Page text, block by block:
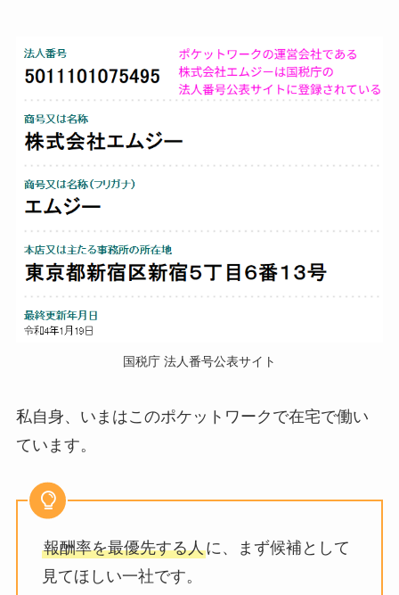
国税庁 法人番号公表サイト
私自身、いまはこのポケットワークで在宅で働い
ています。
報酬率を最優先する人に、まず候補として
見てほしい一社です。